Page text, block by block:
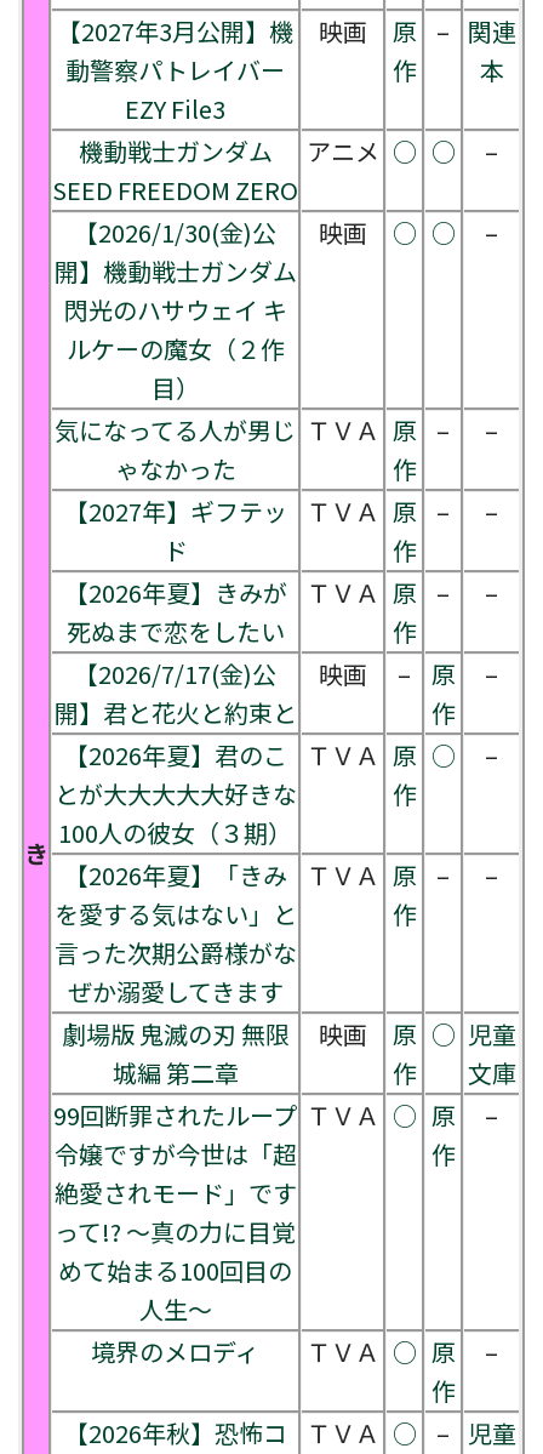
き
【2027年3月公開】機
動警察パトレイバー
EZY File3
映画
原
作
– 関連
本
機動戦士ガンダム
SEED FREEDOM ZERO
アニメ ○ ○ –
【2026/1/30(金)公
開】機動戦士ガンダム
閃光のハサウェイ キ
ルケーの魔女（２作
目）
映画 ○ ○ –
気になってる人が男じ
ゃなかった
ＴＶＡ 原
作
– –
【2027年】ギフテッ
ド
ＴＶＡ 原
作
– –
【2026年夏】きみが
死ぬまで恋をしたい
ＴＶＡ 原
作
– –
【2026/7/17(金)公
開】君と花火と約束と
映画 –
原
作
–
【2026年夏】君のこ
とが大大大大大好きな
100人の彼女（３期）
ＴＶＡ 原
作
○ –
【2026年夏】「きみ
を愛する気はない」と
言った次期公爵様がな
ぜか溺愛してきます
ＴＶＡ 原
作
– –
劇場版 鬼滅の刃 無限
城編 第二章
映画
原
作
○ 児童
文庫
99回断罪されたループ
令嬢ですが今世は「超
絶愛されモード」です
って!? ～真の力に目覚
めて始まる100回目の
人生～
ＴＶＡ ○ 原
作
–
境界のメロディ ＴＶＡ ○ 原
作
–
【2026年秋】恐怖コ
ＴＶＡ ○ –
児童